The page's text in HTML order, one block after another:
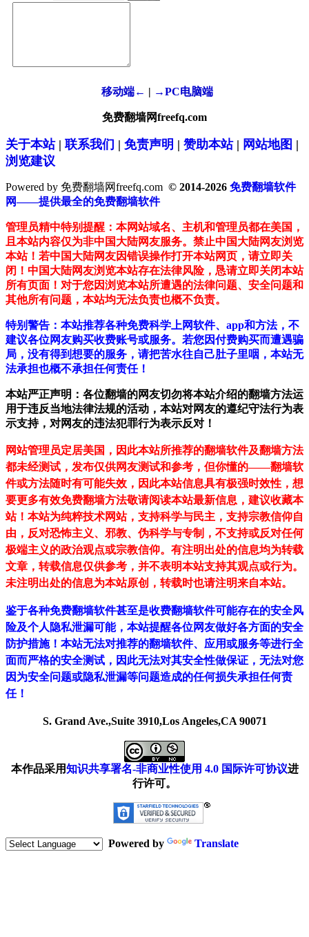
移动端← | →PC电脑端
免费翻墙网freefq.com
关于本站| 联系我们 | 免责声明 | 赞助本站| 网站地图 |
浏览建议
Powered by 免费翻墙网freefq.com © 2014-2026 免费翻墙软件
网——提供最全的免费翻墙软件
管理员精中特别提醒：本网站域名、主机和管理员都在美国，
且本站内容仅为非中国大陆网友服务。禁止中国大陆网友浏览
本站！若中国大陆网友因错误操作打开本站网页，请立即关
闭！中国大陆网友浏览本站存在法律风险，恳请立即关闭本站
所有页面！对于您因浏览本站所遭遇的法律问题、安全问题和
其他所有问题，本站均无法负责也概不负责。
特别警告：本站推荐各种免费科学上网软件、app和方法，不
建议各位网友购买收费账号或服务。若您因付费购买而遭遇骗
局，没有得到想要的服务，请把苦水往自己肚子里咽，本站无
法承担也概不承担任何责任！
本站严正声明：各位翻墙的网友切勿将本站介绍的翻墙方法运
用于违反当地法律法规的活动，本站对网友的遵纪守法行为表
示支持，对网友的违法犯罪行为表示反对！
网站管理员定居美国，因此本站所推荐的翻墙软件及翻墙方法
都未经测试，发布仅供网友测试和参考，但你懂的——翻墙软
件或方法随时有可能失效，因此本站信息具有极强时效性，想
要更多有效免费翻墙方法敬请阅读本站最新信息，建议收藏本
站！ 本站为纯粹技术网站，支持科学与民主，支持宗教信仰自
由，反对恐怖主义、邪教、伪科学与专制，不支持或反对任何
极端主义的政治观点或宗教信仰。有注明出处的信息均为转载
文章，转载信息仅供参考，并不表明本站支持其观点或行为。
未注明出处的信息为本站原创，转载时也请注明来自本站。
鉴于各种免费翻墙软件甚至是收费翻墙软件可能存在的安全风
险及个人隐私泄漏可能，本站提醒各位网友做好各方面的安全
防护措施！本站无法对推荐的翻墙软件、应用或服务等进行全
面而严格的安全测试，因此无法对其安全性做保证，无法对您
因为安全问题或隐私泄漏等问题造成的任何损失承担任何责
任！
S. Grand Ave.,Suite 3910,Los Angeles,CA 90071
本作品采用知识共享署名-非商业性使用 4.0 国际许可协议进
行许可。
Powered by Translate